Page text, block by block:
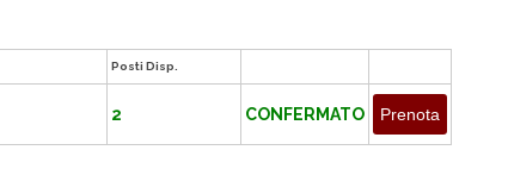
Posti Disp.
2 CONFERMATO